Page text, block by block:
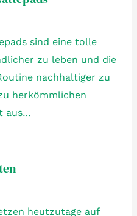
sind eine tolle
zu leben und die
nachhaltiger zu
herkömmlichen
aus…
heutzutage auf